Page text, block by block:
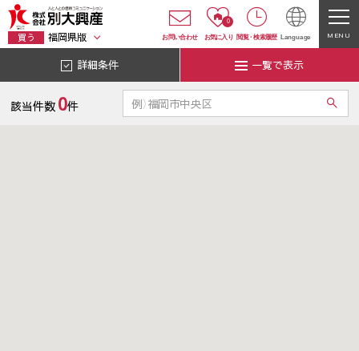
買う 福岡県版 お問い合わせ
0
お気に入り 閲覧・ 検索履歴 Language MENU
詳細条件 一覧で表示
該当件数 0件